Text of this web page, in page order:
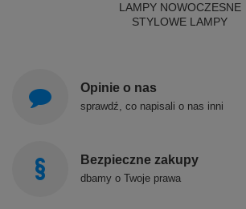
LAMPY NOWOCZESNE
STYLOWE LAMPY
Opinie o nas
sprawdź, co napisali o nas inni
Bezpieczne zakupy
dbamy o Twoje prawa